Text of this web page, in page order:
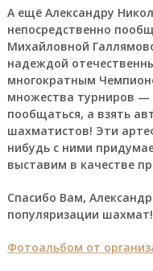
А ещё Александру
непосредственно
Михайловной
надеждой
многократным
множества турниров
пообщаться, а взять
шахматистов! Эти
нибудь с ними
выставим в качестве
Спасибо Вам,
популяризации шахмат!
Фотоальбом от